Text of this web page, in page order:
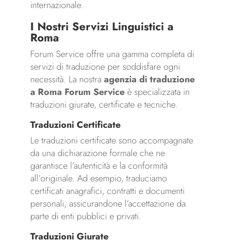
internazionale.
I Nostri Servizi Linguistici a
Roma
Forum Service offre una gamma completa di
servizi di traduzione per soddisfare ogni
necessità. La nostraagenzia di traduzione
a Roma Forum Serviceè specializzata in
traduzioni giurate, certificate e tecniche.
Traduzioni Certificate
Le traduzioni certificate sono accompagnate
da una dichiarazione formale che ne
garantisce l’autenticità e la conformità
all’originale. Ad esempio, traduciamo
certificati anagrafici, contratti e documenti
personali, assicurandone l’accettazione da
parte di enti pubblici e privati.
Traduzioni Giurate